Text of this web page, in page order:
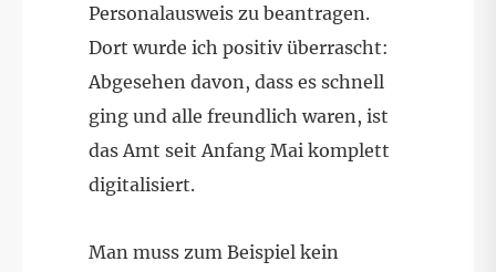
Personalausweis zu beantragen.
Dort wurde ich positiv überrascht:
Abgesehen davon, dass es schnell
ging und alle freundlich waren, ist
das Amt seit Anfang Mai komplett
digitalisiert.
Man muss zum Beispiel kein